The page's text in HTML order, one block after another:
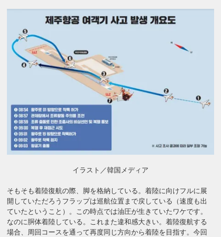
イラスト／韓国メディア
そもそも着陸復航の際、脚を格納している。着陸に向けフルに展
開していただろうフラップは巡航位置まで戻している（速度も出
ていたということ）。この時点では油圧が生きていたワケです。
なのに胴体着陸している。これまた違和感大きい。着陸復航する
場合、周回コースを通って再度同じ方向から着陸を目指す。今回